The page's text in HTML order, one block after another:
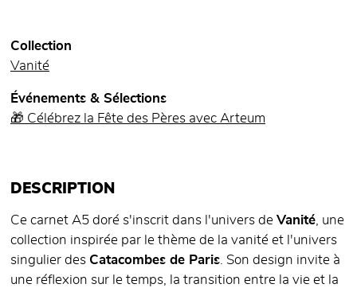
Collection
Vanité
Événements & Sélections
🎁 Célébrez la Fête des Pères avec Arteum
DESCRIPTION
Ce carnet A5 doré s'inscrit dans l'univers de Vanité, une
collection inspirée par le thème de la vanité et l'univers
singulier des Catacombes de Paris. Son design invite à
une réflexion sur le temps, la transition entre la vie et la